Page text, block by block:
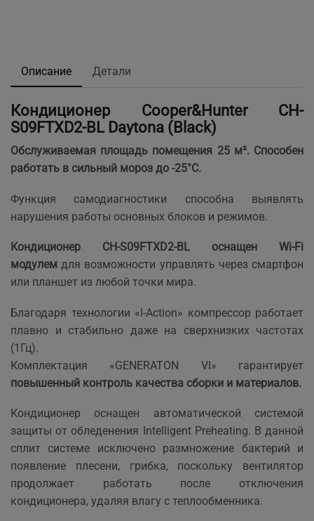
Описание Детали
Кондиционер Cooper&Hunter CH-
S09FTXD2-BL Daytona (Black)
Обслуживаемая площадь помещения 25 м². Способен
работать в сильный мороз до -25°С.
Функция cамодиагностики способна выявлять
нарушения работы основных блоков и режимов.
Кондиционер CH-S09FTXD2-BL оснащен
Wi-Fi
модулем для возможности управлять через смартфон
или планшет из любой точки мира.
Благодаря технологии «I-Action» компрессор работает
плавно и стабильно даже на сверхнизких частотах
(1Гц).
Комплектация «GENERATON VI» гарантирует
повышенный контроль качества сборки и материалов.
Кондиционер оснащен автоматической системой
защиты от обледенения Intelligent Preheating. В данной
сплит системе исключено размножение бактерий и
появление плесени, грибка, поскольку вентилятор
продолжает работать после отключения
кондиционера, удаляя влагу с теплообменника.